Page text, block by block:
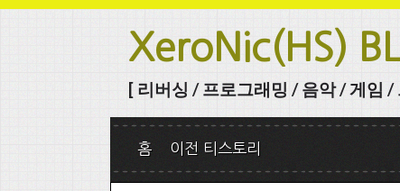
XeroNic(HS)
[ 리버싱 / 프로그래밍 / 음악 / 게임 /
홈 이전 티스토리